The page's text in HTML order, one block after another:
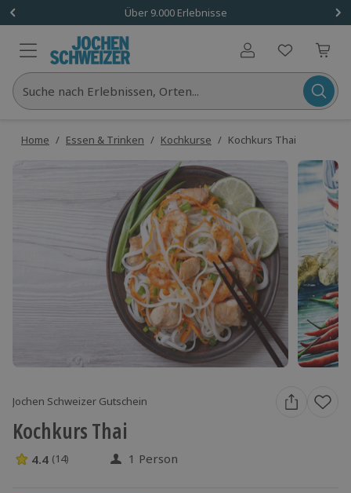
Über 9.000 Erlebnisse
Benutzerkonto
Suche nach Erlebnissen, Orten...
Home / Essen & Trinken / Kochkurse / Kochkurs Thai
Jochen Schweizer Gutschein
Kochkurs Thai
4.4 Sterne von 5 aus 14 Bewertungen
4.4 (14) 1 Person